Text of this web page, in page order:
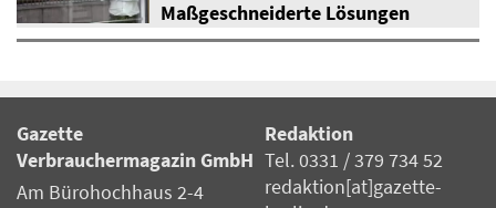
Maßgeschneiderte Lösungen
Gazette
Verbrauchermagazin GmbH
Am Bürohochhaus 2-4
Redaktion
Tel. 0331 / 379 734 52
redaktion[at]gazette-